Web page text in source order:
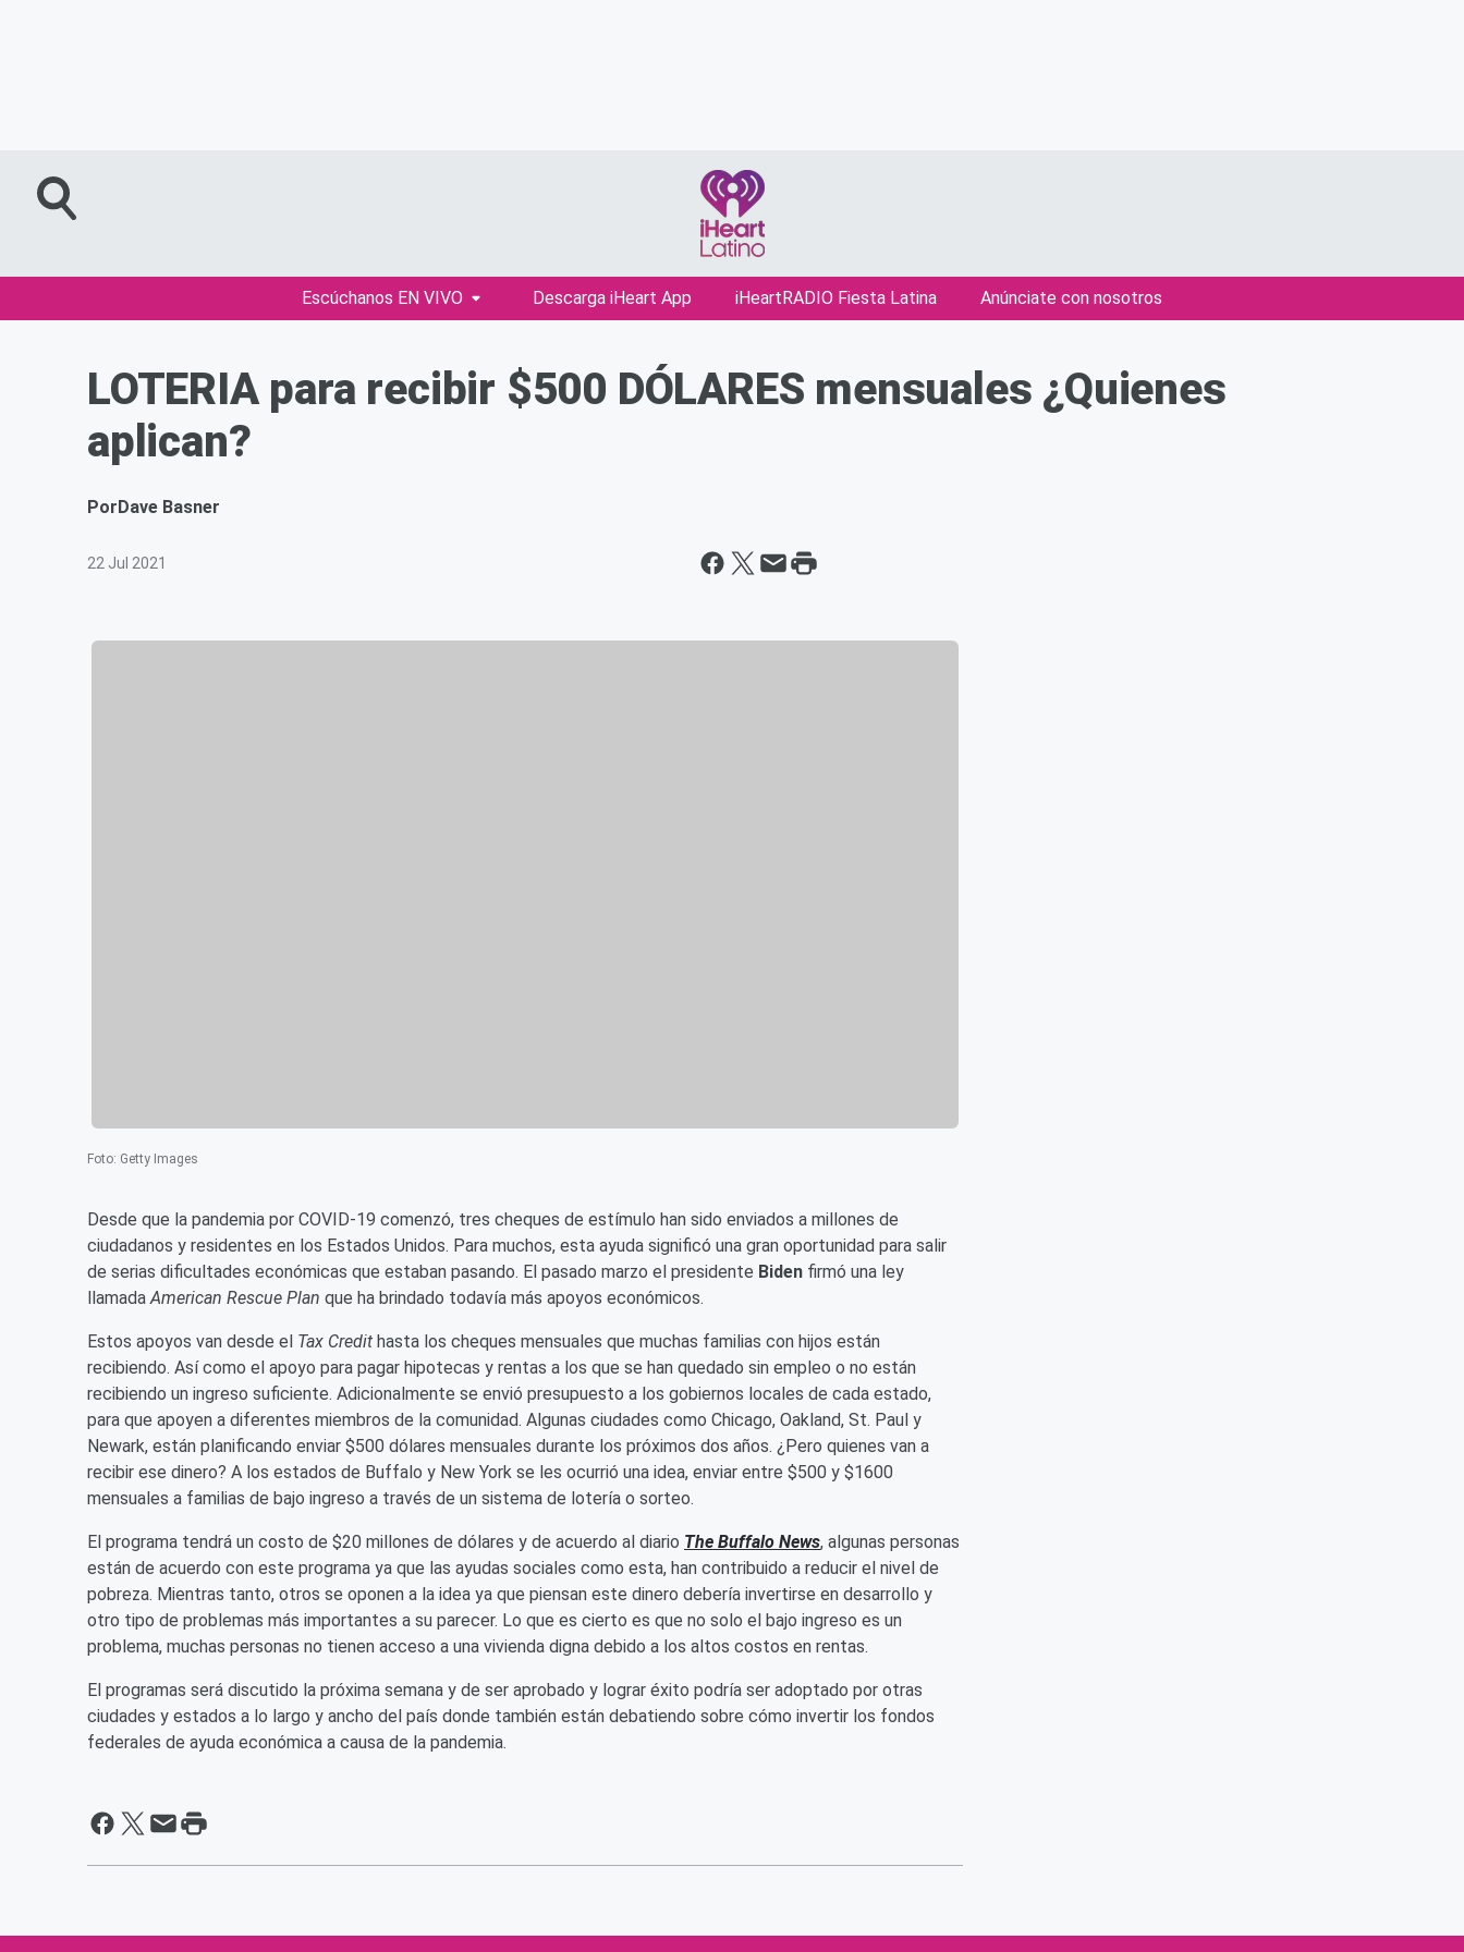
Escúchanos EN VIVO Descarga iHeart App iHeartRADIO Fiesta Latina Anúnciate con nosotros
LOTERIA para recibir $500 DÓLARES mensuales ¿Quienes
aplican?
PorDave Basner
22 Jul 2021
Foto: Getty Images
Desde que la pandemia por COVID-19 comenzó, tres cheques de estímulo han sido enviados a millones de
ciudadanos y residentes en los Estados Unidos. Para muchos, esta ayuda significó una gran oportunidad para salir
de serias dificultades económicas que estaban pasando. El pasado marzo el presidente Biden firmó una ley
llamada American Rescue Plan que ha brindado todavía más apoyos económicos.
Estos apoyos van desde el Tax Credit hasta los cheques mensuales que muchas familias con hijos están
recibiendo. Así como el apoyo para pagar hipotecas y rentas a los que se han quedado sin empleo o no están
recibiendo un ingreso suficiente. Adicionalmente se envió presupuesto a los gobiernos locales de cada estado,
para que apoyen a diferentes miembros de la comunidad. Algunas ciudades como Chicago, Oakland, St. Paul y
Newark, están planificando enviar $500 dólares mensuales durante los próximos dos años. ¿Pero quienes van a
recibir ese dinero? A los estados de Buffalo y New York se les ocurrió una idea, enviar entre $500 y $1600
mensuales a familias de bajo ingreso a través de un sistema de lotería o sorteo.
El programa tendrá un costo de $20 millones de dólares y de acuerdo al diario The Buffalo News, algunas personas
están de acuerdo con este programa ya que las ayudas sociales como esta, han contribuido a reducir el nivel de
pobreza. Mientras tanto, otros se oponen a la idea ya que piensan este dinero debería invertirse en desarrollo y
otro tipo de problemas más importantes a su parecer. Lo que es cierto es que no solo el bajo ingreso es un
problema, muchas personas no tienen acceso a una vivienda digna debido a los altos costos en rentas.
El programas será discutido la próxima semana y de ser aprobado y lograr éxito podría ser adoptado por otras
ciudades y estados a lo largo y ancho del país donde también están debatiendo sobre cómo invertir los fondos
federales de ayuda económica a causa de la pandemia.